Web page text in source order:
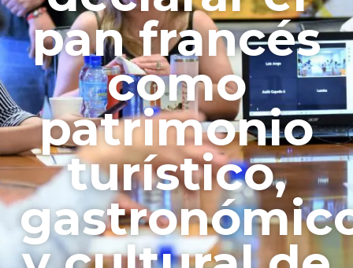
pan francés
como
patrimonio
turístico,